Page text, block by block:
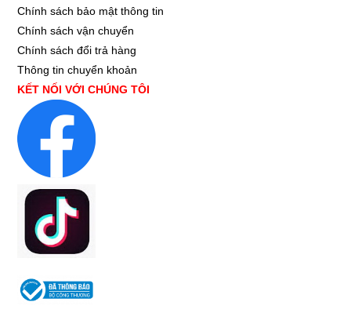
Chính sách bảo mật thông tin
Chính sách vận chuyển
Chính sách đổi trả hàng
Thông tin chuyển khoản
KẾT NỐI VỚI CHÚNG TÔI